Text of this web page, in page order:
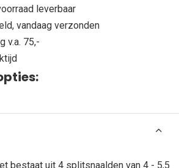
leverbaar
vandaag verzonden
v.a. 75,-
bestaat uit 4 splitsnaalden van 4 - 5,5